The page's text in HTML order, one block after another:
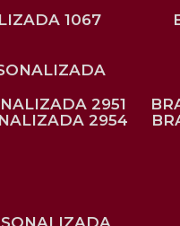
1067
2951
2954